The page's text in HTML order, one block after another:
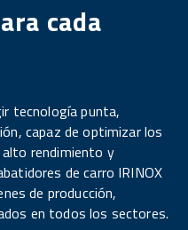
cada
tecnología punta,
capaz de optimizar los
alto rendimiento y
de carro IRINOX
de producción,
en todos los sectores.